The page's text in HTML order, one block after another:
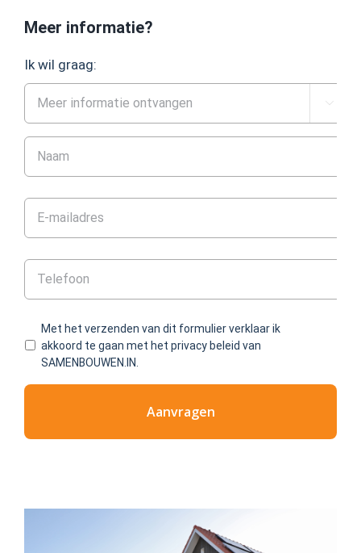
Meer informatie?
Ik wil graag:

Met het verzenden van dit formulier verklaar ik
akkoord te gaan met het privacy beleid van
SAMENBOUWEN.IN.